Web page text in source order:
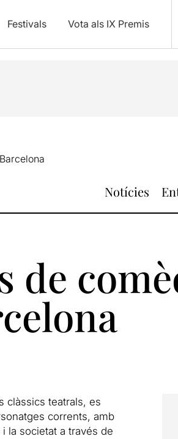
Festivals Vota als IX Premis
Notícies
de
clàssics teatrals, es
corrents, amb
la societat a través de